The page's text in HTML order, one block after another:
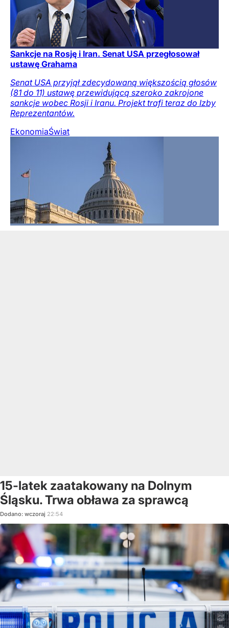
Sankcje na Rosję i Iran. Senat USA przegłosował
ustawę Grahama
Senat USA przyjął zdecydowaną większością głosów
(81 do 11) ustawę przewidującą szeroko zakrojone
sankcje wobec Rosji i Iranu. Projekt trafi teraz do Izby
Reprezentantów.
EkonomiaŚwiat
15-latek zaatakowany na Dolnym
Śląsku. Trwa obława za sprawcą
Dodano: wczoraj 22:54